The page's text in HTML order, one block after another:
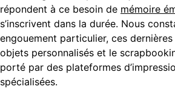
répondent à ce besoin de mémoire
s’inscrivent dans la durée. Nous
engouement particulier, ces
objets personnalisés et le
porté par des plateformes
spécialisées.